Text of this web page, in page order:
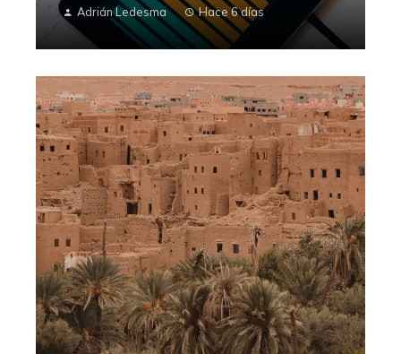
Adrián Ledesma Hace 6 días